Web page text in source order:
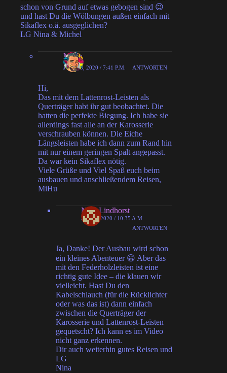
schon von Grund auf etwas gebogen sind 😉
und hast Du die Wölbungen außen einfach mit
Sikaflex o.ä. ausgeglichen?
LG Nina & Michel
MiHu
JUNI 28, 2020 / 7:41 P.M. ANTWORTEN
Hi,
Das mit dem Lattenrost-Leisten als
Querträger habt ihr gut beobachtet. Die
hatten die perfekte Biegung. Ich habe sie
allerdings fast alle an der Karosserie
verschrauben können. Die Eiche
Längsleisten habe ich dann zum Rand hin
mit nur einem geringen Spalt angepasst.
Da war kein Sikaflex nötig.
Viele Grüße und Viel Spaß euch beim
ausbauen und anschließendem Reisen,
MiHu
Nina Lindhorst
JULI 2, 2020 / 10:35 A.M.
ANTWORTEN
Ja, Danke! Der Ausbau wird schon
ein kleines Abenteuer 😀 Aber das
mit den Federholzleisten ist eine
richtig gute Idee – die klauen wir
vielleicht. Hast Du den
Kabelschlauch (für die Rücklichter
oder was das ist) dann einfach
zwischen die Querträger der
Karosserie und Lattenrost-Leisten
gequetscht? Ich kann es im Video
nicht ganz erkennen.
Dir auch weiterhin gutes Reisen und
LG
Nina